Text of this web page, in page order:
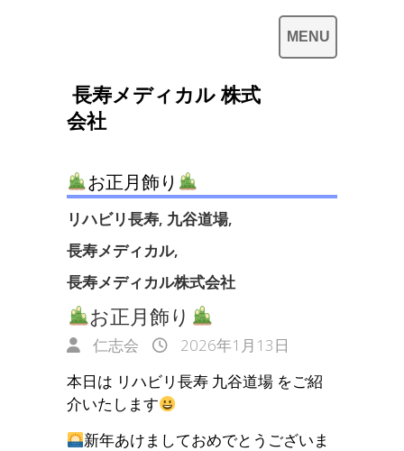
長寿メディカル 株式
会社
お正月飾り
リハビリ長寿, 九谷道場,
長寿メディカル,
長寿メディカル株式会社
お正月飾り
仁志会
2026年1月13日
本日は リハビリ長寿 九谷道場 をご紹
介いたします
新年あけましておめでとうございま